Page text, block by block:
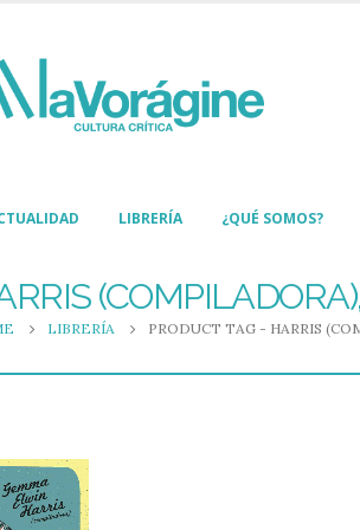
LIBRERÍA ¿QUÉ SOMOS?
LIBRERÍA PRODUCT TAG - HARRIS